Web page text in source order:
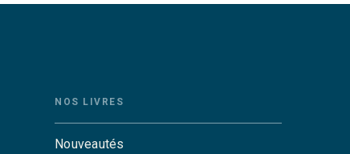
NOS LIVRES
Nouveautés